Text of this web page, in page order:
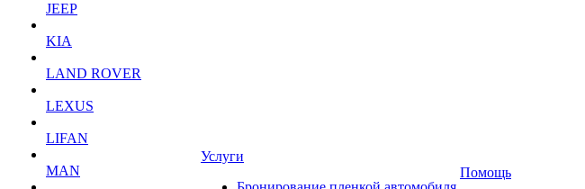
JEEP
KIA
LAND ROVER
LEXUS
LIFAN
MAN
Услуги
Помощь